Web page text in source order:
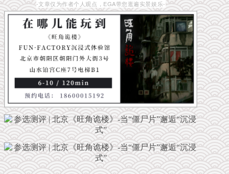
-文章仅为作者个人观点，EGA带您逛遍实景娱乐-